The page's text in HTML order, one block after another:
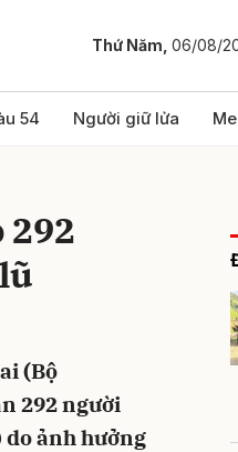
Thứ Năm, 06/08/
54 Người giữ lửa
292
(Bộ
292 người
do ảnh hưởng